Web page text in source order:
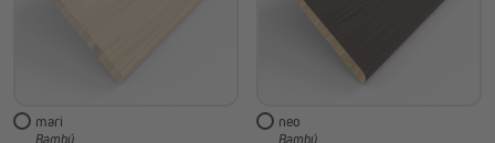
mari
Bambú
neo
Bambú